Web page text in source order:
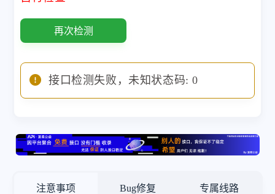
再次检测
接口检测失败，未知状态码: 0
注意事项 Bug修复 专属线路